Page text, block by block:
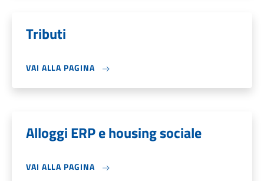
Tributi
VAI ALLA PAGINA
Alloggi ERP e housing sociale
VAI ALLA PAGINA